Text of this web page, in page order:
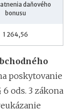
daňového
bonusu
1 264,56
poskytovanie
ods. 3 zákona